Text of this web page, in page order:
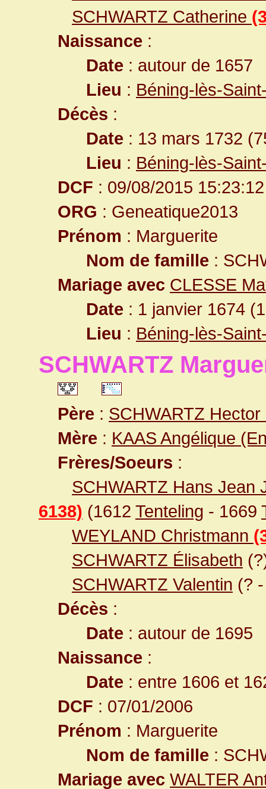
SCHWARTZ Catherine
Naissance :
Date : autour de 1657
Lieu : Béning-lès-
Décès :
Date : 13 mars 1732
Lieu : Béning-lès-
DCF : 09/08/2015 15:23:12
ORG : Geneatique2013
Prénom : Marguerite
Nom de famille :
Mariage avec CLESSE
Date : 1 janvier 1674
Lieu : Béning-lès-
SCHWARTZ
Père : SCHWARTZ
Mère : KAAS Angélique
Frères/Soeurs :
SCHWARTZ Hans Jean
6138) (1612 Tenteling - 1669
WEYLAND Christmann
SCHWARTZ Élisabeth
SCHWARTZ Valentin (?
Décès :
Date : autour de 1695
Naissance :
Date : entre 1606 et
DCF : 07/01/2006
Prénom : Marguerite
Nom de famille :
Mariage avec WALTER